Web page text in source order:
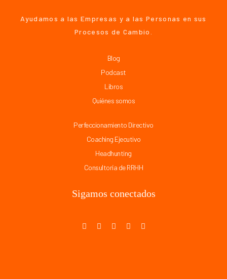
Ayudamos a las Empresas y a las Personas en sus
Procesos de Cambio.
Blog
Podcast
Libros
Quiénes somos
Perfeccionamiento Directivo
Coaching Ejecutivo
Headhunting
Consultoría de RRHH
Sigamos conectados